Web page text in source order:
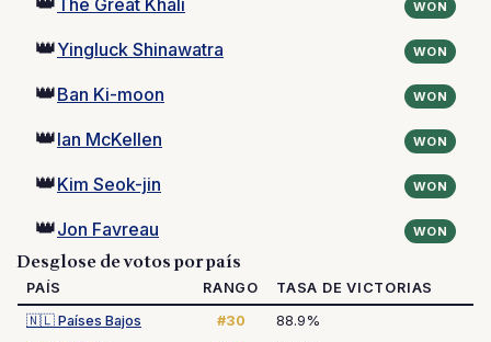
The Great Khali WON
👑Yingluck Shinawatra WON
👑Ban Ki-moon WON
👑Ian McKellen WON
👑Kim Seok-jin WON
👑Jon Favreau WON
Desglose de votos por país
PAÍS RANGO
TASA DE VICTORIAS
🇳🇱 Países Bajos #30
88.9%